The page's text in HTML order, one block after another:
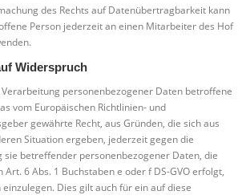
des Rechts auf Datenübertragbarkeit kann
Person jederzeit an einen Mitarbeiter des Hof
Widerspruch
Verarbeitung personenbezogener Daten betroffene
vom Europäischen Richtlinien- und
gewährte Recht, aus Gründen, die sich aus
Situation ergeben, jederzeit gegen die
sie betreffender personenbezogener Daten, die
Art. 6 Abs. 1 Buchstaben e oder f DS-GVO erfolgt,
Dies gilt auch für ein auf diese